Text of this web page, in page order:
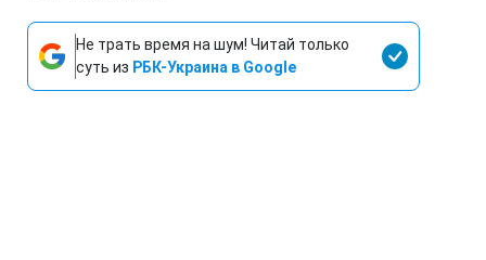
Не трать время на шум! Читай только
суть из РБК-Украина в Google